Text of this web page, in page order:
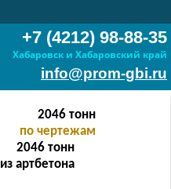
+7 (4212) 98-88-35
Хабаровск и Хабаровский край
info@prom-gbi.ru
4094тонн
по чертежам
4094 тонн
из артбетона